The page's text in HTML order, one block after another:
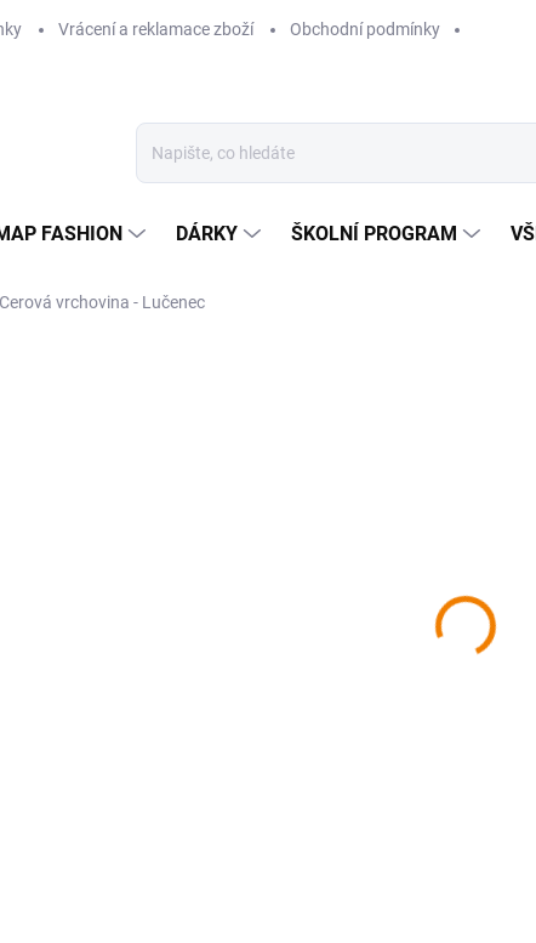
Vrácení a reklamace zboží Obchodní podmínky
FASHION DÁRKY ŠKOLNÍ PROGRAM
vrchovina - Lučenec